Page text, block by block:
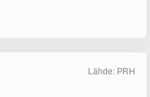
Lähde: PRH